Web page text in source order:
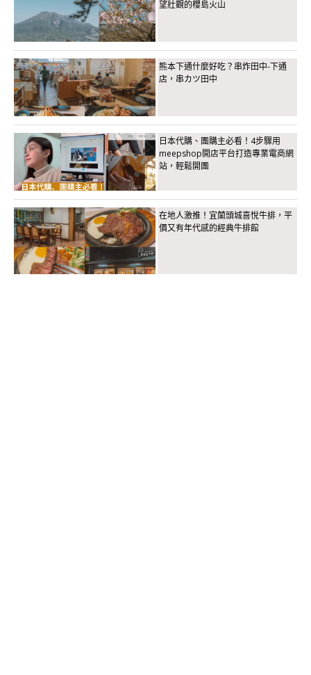
望壯觀的櫻島火山
熊本下通什麼好吃？串炸田中-下通
店，串カツ田中
日本代購、團購主必看！4步驟用
meepshop開店平台打造專業電商網
站，輕鬆開團
在地人激推！宜蘭頭城喜悅牛排，平
價又有年代感的經典牛排館